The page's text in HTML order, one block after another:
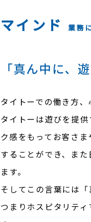
マインド 業務
「真ん中に、
タイトーでの働き方、
タイトーは遊びを提
ク感をもってお客さ
することができ、ま
ます。
そしてこの言葉には
つまりホスピタリテ